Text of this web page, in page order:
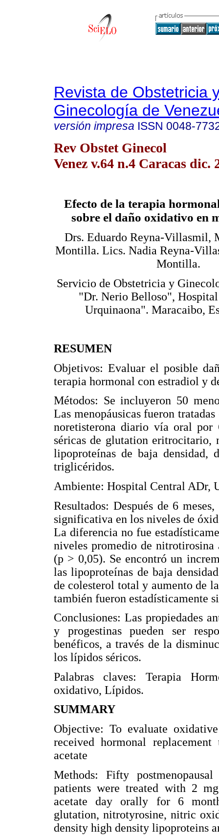
Revista de Obstetricia
Ginecología de
versión impresa ISSN 0048-
Rev Obstet Ginecol
Venez v.64 n.4 Caracas dic.
Efecto de la terapia
sobre el daño oxidativo en
Drs. Eduardo Reyna-Villasmil,
Montilla. Lics. Nadia Reyna-
Montilla.
Servicio de Obstetricia y
"Dr. Nerio Belloso",
Urquinaona". Maracaibo,
RESUMEN
Objetivos: Evaluar el posible
terapia hormonal con estradiol y
Métodos: Se incluyeron 50
Las menopáusicas fueron
noretisterona diario vía oral por
séricas de glutation
lipoproteínas de baja densidad,
triglicéridos.
Ambiente: Hospital Central ADr,
Resultados: Después de 6
significativa en los niveles de
La diferencia no fue
niveles promedio de nitrotirosina
(p > 0,05). Se encontró un
las lipoproteínas de baja
de colesterol total y aumento de
también fueron estadísticamente
Conclusiones: Las propiedades
y progestinas pueden ser
benéficos, a través de la
los lípidos séricos.
Palabras claves: Terapia
oxidativo, Lípidos.
SUMMARY
Objective: To evaluate
received hormonal
acetate
Methods: Fifty
patients were treated with 2
acetate day orally for 6
glutation, nitrotyrosine, nitric
density high density lipoproteins